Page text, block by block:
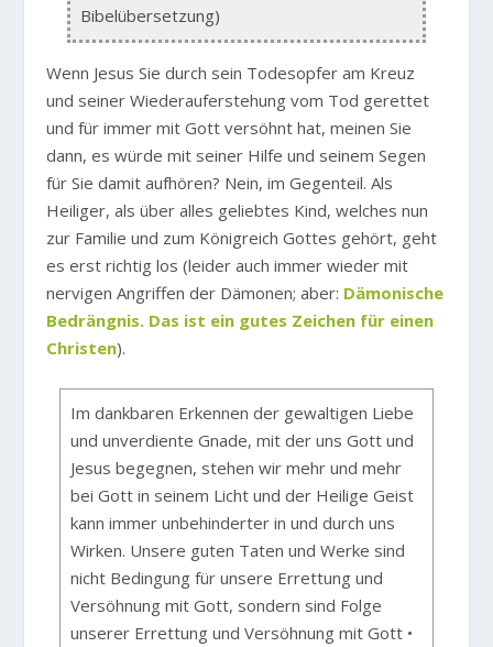
Bibelübersetzung)
Wenn Jesus Sie durch sein Todesopfer am Kreuz
und seiner Wiederauferstehung vom Tod gerettet
und für immer mit Gott versöhnt hat, meinen Sie
dann, es würde mit seiner Hilfe und seinem Segen
für Sie damit aufhören? Nein, im Gegenteil. Als
Heiliger, als über alles geliebtes Kind, welches nun
zur Familie und zum Königreich Gottes gehört, geht
es erst richtig los (leider auch immer wieder mit
nervigen Angriffen der Dämonen; aber: Dämonische
Bedrängnis. Das ist ein gutes Zeichen für einen
Christen).
Im dankbaren Erkennen der gewaltigen Liebe
und unverdiente Gnade, mit der uns Gott und
Jesus begegnen, stehen wir mehr und mehr
bei Gott in seinem Licht und der Heilige Geist
kann immer unbehinderter in und durch uns
Wirken. Unsere guten Taten und Werke sind
nicht Bedingung für unsere Errettung und
Versöhnung mit Gott, sondern sind Folge
unserer Errettung und Versöhnung mit Gott •